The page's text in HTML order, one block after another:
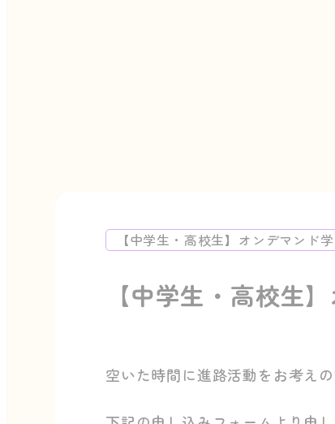
【中学生・高校生
【中学生・高校生】オンデマンド
空いた時間に進路活動をお考え